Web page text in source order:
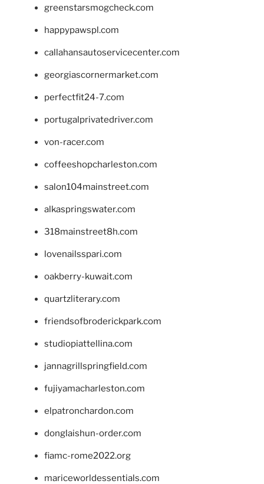
greenstarsmogcheck.com
happypawspl.com
callahansautoservicecenter.com
georgiascornermarket.com
perfectfit24-7.com
portugalprivatedriver.com
von-racer.com
coffeeshopcharleston.com
salon104mainstreet.com
alkaspringswater.com
318mainstreet8h.com
lovenailsspari.com
oakberry-kuwait.com
quartzliterary.com
friendsofbroderickpark.com
studiopiattellina.com
jannagrillspringfield.com
fujiyamacharleston.com
elpatronchardon.com
donglaishun-order.com
fiamc-rome2022.org
mariceworldessentials.com